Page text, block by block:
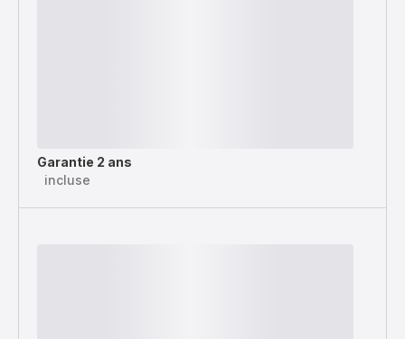
Garantie 2 ans
incluse